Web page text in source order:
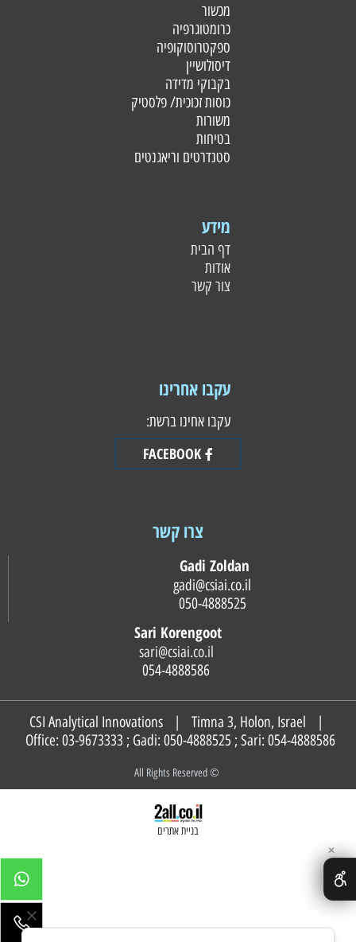
מכשור
כרומטוגרפיה
ספקטרוסוקופיה
דיסולושיין
בקבוקי מדידה
כוסות זכוכית/ פלסטיק
משורות
בטיחות
סטנדרטים וריאגנטים
מידע
דף הבית
אודות
צור קשר
עקבו אחרינו
עקבו אחינו ברשת:
FACEBOOK
צרו קשר
Gadi Zoldan
Sari Korengoot
sari@csiai.co.il
CSI Analytical Innovations | Timna 3, Holon, Israel |
Office: 03-9673333 ; Gadi: 050-4888525 ; Sari: 054-4888586
© All Rights Reserved
בניית אתרים
✕